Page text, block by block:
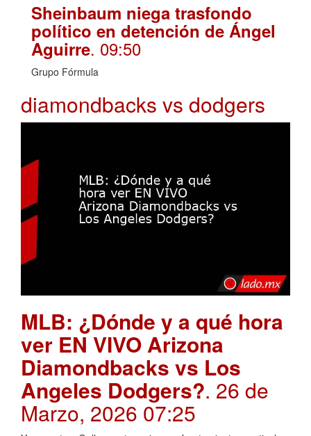
Sheinbaum niega trasfondo
político en detención de Ángel
Aguirre. 09:50
Grupo Fórmula
diamondbacks vs dodgers
MLB: ¿Dónde y a qué hora
ver EN VIVO Arizona
Diamondbacks vs Los
Angeles Dodgers?. 26 de
Marzo, 2026 07:25